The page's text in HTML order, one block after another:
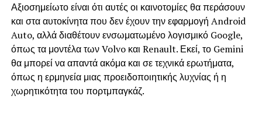
Αξιοσημείωτο είναι ότι αυτές οι καινοτομίες θα περάσουν
και στα αυτοκίνητα που δεν έχουν την εφαρμογή Android
Auto, αλλά διαθέτουν ενσωματωμένο λογισμικό Google,
όπως τα μοντέλα των Volvo και Renault. Εκεί, το Gemini
θα μπορεί να απαντά ακόμα και σε τεχνικά ερωτήματα,
όπως η ερμηνεία μιας προειδοποιητικής λυχνίας ή η
χωρητικότητα του πορτμπαγκάζ.